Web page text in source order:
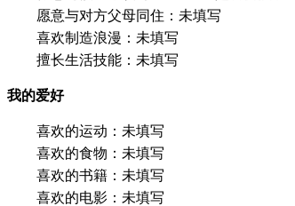
愿意与对方父母同住： 未填写
喜欢制造浪漫： 未填写
擅长生活技能： 未填写
我的爱好
喜欢的运动： 未填写
喜欢的食物： 未填写
喜欢的书籍： 未填写
喜欢的电影： 未填写